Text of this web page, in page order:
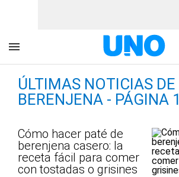
ÚLTIMAS NOTICIAS DE
BERENJENA - PÁGINA 1
Cómo hacer paté de
berenjena casero: la
receta fácil para comer
con tostadas o grisines